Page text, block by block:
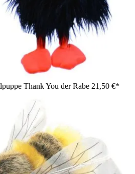
Thank You der Rabe 21,50 €*